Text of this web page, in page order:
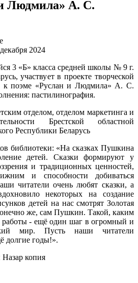
Людмила» А. С.
2024
3 «Б» класса средней школы № 9 г.
участвует в проекте творческой
к поэме «Руслан и Людмила» А. С.
пастилинография.
отделом, отделом маркетинга и
Брестской областной
Республики Беларусь
библиотеки: «На сказках Пушкина
детей. Сказки формируют у
и традиционных ценностей,
и способности добиваться
читатели очень любят сказки, а
некоторых на создание
детей на нас смотрят Золотая
же, сам Пушкин. Такой, каким
работы - ещё один шаг в огромный и
мир. Пусть наши читатели
долгие годы!».